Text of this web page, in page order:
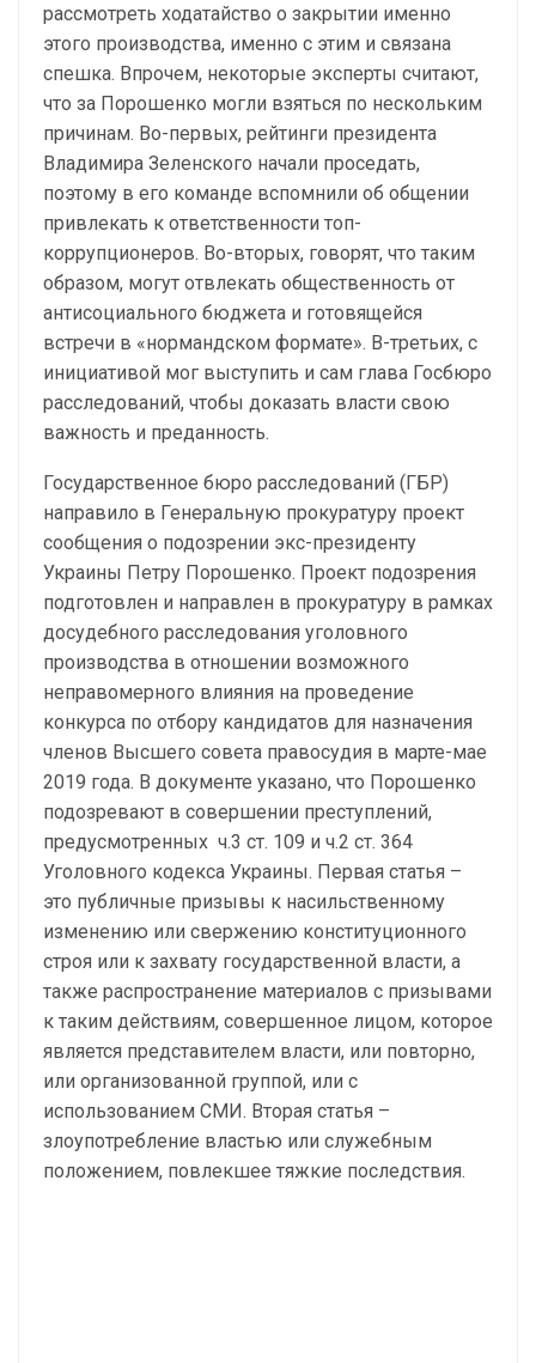
рассмотреть ходатайство о закрытии именно
этого производства, именно с этим и связана
спешка. Впрочем, некоторые эксперты считают,
что за Порошенко могли взяться по нескольким
причинам. Во-первых, рейтинги президента
Владимира Зеленского начали проседать,
поэтому в его команде вспомнили об общении
привлекать к ответственности топ-
коррупционеров. Во-вторых, говорят, что таким
образом, могут отвлекать общественность от
антисоциального бюджета и готовящейся
встречи в «нормандском формате». В-третьих, с
инициативой мог выступить и сам глава Госбюро
расследований, чтобы доказать власти свою
важность и преданность.
Государственное бюро расследований (ГБР)
направило в Генеральную прокуратуру проект
сообщения о подозрении экс-президенту
Украины Петру Порошенко. Проект подозрения
подготовлен и направлен в прокуратуру в рамках
досудебного расследования уголовного
производства в отношении возможного
неправомерного влияния на проведение
конкурса по отбору кандидатов для назначения
членов Высшего совета правосудия в марте-мае
2019 года. В документе указано, что Порошенко
подозревают в совершении преступлений,
предусмотренных ч.3 ст. 109 и ч.2 ст. 364
Уголовного кодекса Украины. Первая статья –
это публичные призывы к насильственному
изменению или свержению конституционного
строя или к захвату государственной власти, а
также распространение материалов с призывами
к таким действиям, совершенное лицом, которое
является представителем власти, или повторно,
или организованной группой, или с
использованием СМИ. Вторая статья –
злоупотребление властью или служебным
положением, повлекшее тяжкие последствия.